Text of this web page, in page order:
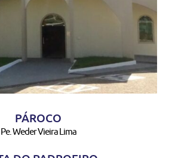
PÁROCO
Pe. Weder Vieira Lima